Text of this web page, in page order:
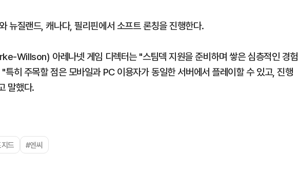
뉴질랜드, 캐나다, 필리핀에서 소프트 론칭을 진행한다.
Willson) 아레나넷 게임 디렉터는 "스팀덱 지원을 준비하며 쌓은 심층적인 경험
히 주목할 점은 모바일과 PC 이용자가 동일한 서버에서 플레이할 수 있고, 진행
말했다.
드 #엔씨